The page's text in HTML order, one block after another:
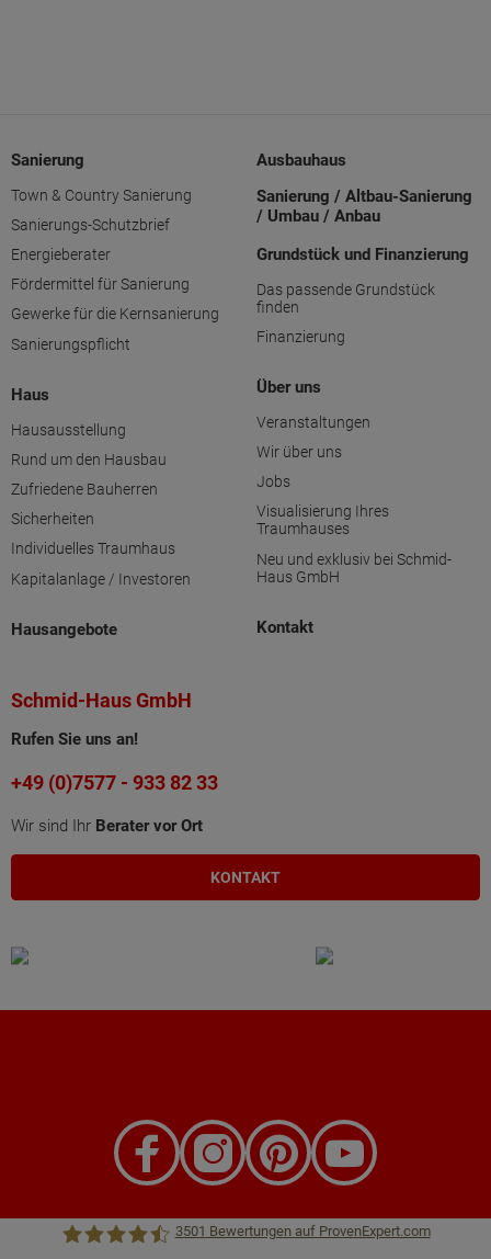
Sanierung
Town & Country Sanierung
Sanierungs-Schutzbrief
Energieberater
Fördermittel für Sanierung
Gewerke für die Kernsanierung
Sanierungspflicht
Haus
Hausausstellung
Rund um den Hausbau
Zufriedene Bauherren
Sicherheiten
Individuelles Traumhaus
Kapitalanlage / Investoren
Hausangebote
Ausbauhaus
Sanierung / Altbau-Sanierung
/ Umbau / Anbau
Grundstück und Finanzierung
Das passende Grundstück
finden
Finanzierung
Über uns
Veranstaltungen
Wir über uns
Jobs
Visualisierung Ihres
Traumhauses
Neu und exklusiv bei Schmid-
Haus GmbH
Kontakt
Schmid-Haus GmbH
Rufen Sie uns an!
+49 (0)7577 - 933 82 33
Wir sind Ihr Berater vor Ort
KONTAKT
3501 Bewertungen auf ProvenExpert.com